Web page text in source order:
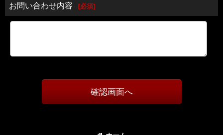
お問い合わせ内容 [必須]
確認画面へ